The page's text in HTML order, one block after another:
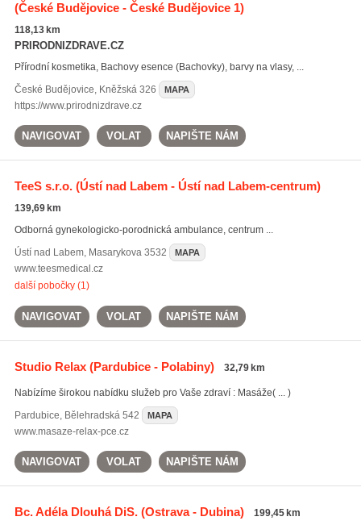
(České Budějovice - České Budějovice 1)
118,13 km
PRIRODNIZDRAVE.CZ
Přírodní kosmetika, Bachovy esence (Bachovky), barvy na vlasy, ...
České Budějovice, Kněžská 326 MAPA
https://www.prirodnizdrave.cz
NAVIGOVAT VOLAT NAPIŠTE NÁM
TeeS s.r.o.(Ústí nad Labem - Ústí nad Labem-centrum)
139,69 km
Odborná gynekologicko-porodnická ambulance, centrum ...
Ústí nad Labem, Masarykova 3532 MAPA
www.teesmedical.cz
další pobočky (1)
NAVIGOVAT VOLAT NAPIŠTE NÁM
Studio Relax(Pardubice - Polabiny) 32,79 km
Nabízíme širokou nabídku služeb pro Vaše zdraví : Masáže( ... )
Pardubice, Bělehradská 542 MAPA
www.masaze-relax-pce.cz
NAVIGOVAT VOLAT NAPIŠTE NÁM
Bc. Adéla Dlouhá DiS.(Ostrava - Dubina) 199,45 km